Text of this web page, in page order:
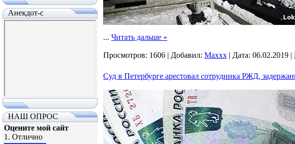
Анекдот-с
НАШ ОПРОС
Оцените мой сайт
1. Отлично
... Читать дальше »
Просмотров: 1606 | Добавил: Maxxx | Дата: 06.02.2019 |
Суд в Петербурге арестовал сотрудника РЖД,